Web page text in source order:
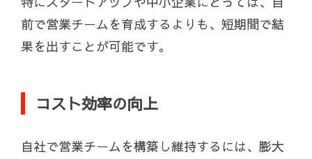
前で営業チームを育成するよりも、短期間で結
果を出すことが可能です。
コスト効率の向上
自社で営業チームを構築し維持するには、膨大